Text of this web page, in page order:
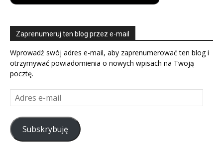
Zaprenumeruj ten blog przez e-mail
Wprowadź swój adres e-mail, aby zaprenumerować ten blog i
otrzymywać powiadomienia o nowych wpisach na Twoją
pocztę.
Adres
e-
mail
Subskrybuję